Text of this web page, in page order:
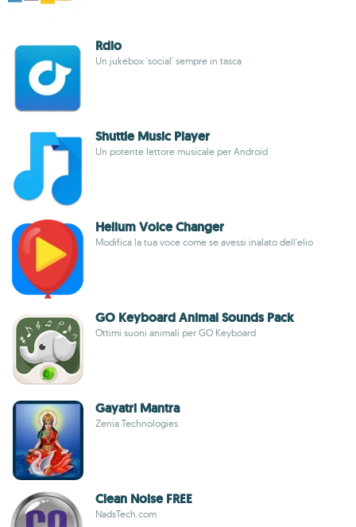
Rdio
Un jukebox 'social' sempre in tasca
Shuttle Music Player
Un potente lettore musicale per Android
Helium Voice Changer
Modifica la tua voce come se avessi inalato dell'elio
GO Keyboard Animal Sounds Pack
Ottimi suoni animali per GO Keyboard
Gayatri Mantra
Zenia Technologies
Clean Noise FREE
NadsTech.com